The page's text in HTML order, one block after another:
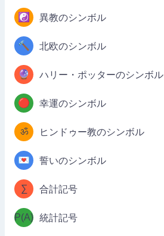
☯️ 異教のシンボル
🔨 北欧のシンボル
🔮 ハリー・ポッターのシンボル
🔴 幸運のシンボル
ॐ ヒンドゥー教のシンボル
💌 誓いのシンボル
∑ 合計記号
P(A) 統計記号